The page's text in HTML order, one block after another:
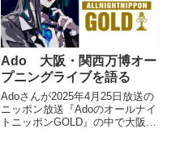
Ado 大阪・関西万博オー
プニングライブを語る
Adoさんが2025年4月25日放送の
ニッポン放送『Adoのオールナイ
トニッポンGOLD』の中で大阪・